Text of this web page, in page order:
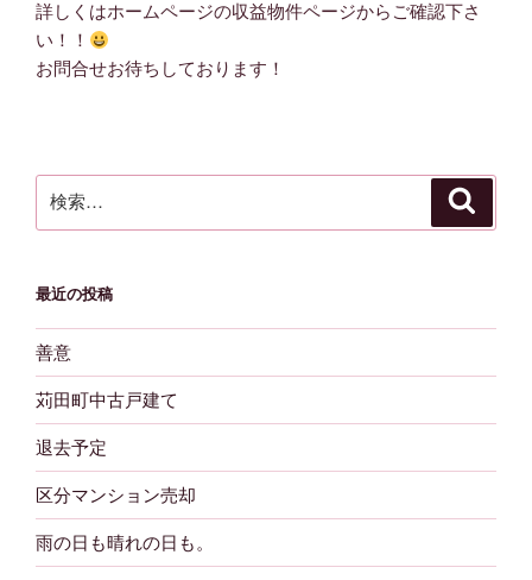
詳しくはホームページの収益物件ページからご確認下さ
い！！
お問合せお待ちしております！
索:
最近の投稿
善意
苅田町中古戸建て
退去予定
区分マンション売却
雨の日も晴れの日も。